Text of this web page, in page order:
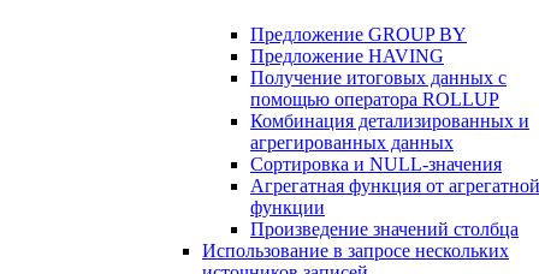
Предложение GROUP BY
Предложение HAVING
Получение итоговых данных с
помощью оператора ROLLUP
Комбинация детализированных и
агрегированных данных
Сортировка и NULL-значения
Агрегатная функция от агрегатной
функции
Произведение значений столбца
Использование в запросе нескольких